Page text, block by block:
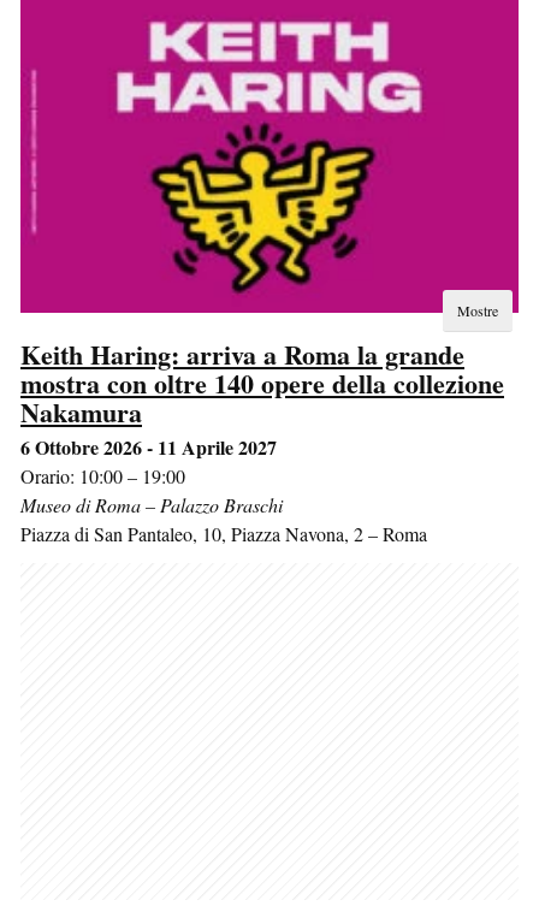
Mostre
Keith Haring: arriva a Roma la grande
mostra con oltre 140 opere della collezione
Nakamura
6 Ottobre 2026 - 11 Aprile 2027
Orario: 10:00 – 19:00
Museo di Roma – Palazzo Braschi
Piazza di San Pantaleo, 10, Piazza Navona, 2–Roma